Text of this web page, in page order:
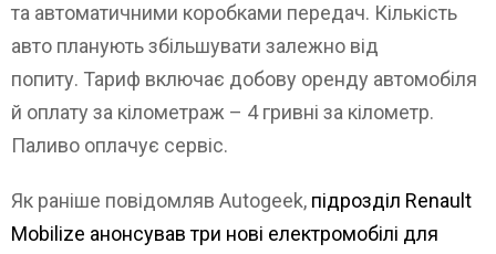
та автоматичними коробками передач. Кількість
авто планують збільшувати залежно від
попиту. Тариф включає добову оренду автомобіля
й оплату за кілометраж – 4 гривні за кілометр.
Паливо оплачує сервіс.
Як раніше повідомляв Autogeek, підрозділ Renault
Mobilize анонсував три нові електромобілі для